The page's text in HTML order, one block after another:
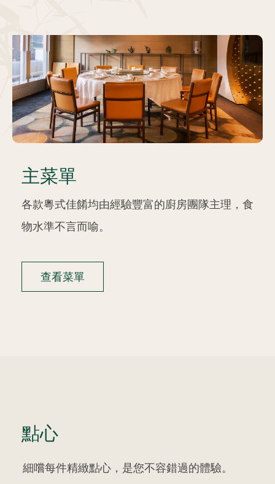
主菜單
各款粵式佳餚均由經驗豐富的廚房團隊主理，食
物水準不言而喻。
查看菜單
點心
細嚐每件精緻點心，是您不容錯過的體驗。